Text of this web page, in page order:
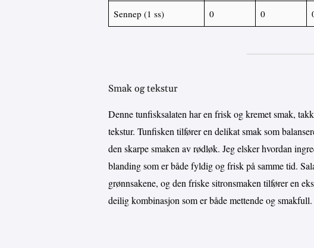
Sennep (1 ss) 0 0
Smak og tekstur
Denne tunfisksalaten har en frisk og kremet smak,
tekstur. Tunfisken tilfører en delikat smak som
den skarpe smaken av rødløk. Jeg elsker hvordan
blanding som er både fyldig og frisk på samme tid.
grønnsakene, og den friske sitronsmaken tilfører en
deilig kombinasjon som er både mettende og smakfull.